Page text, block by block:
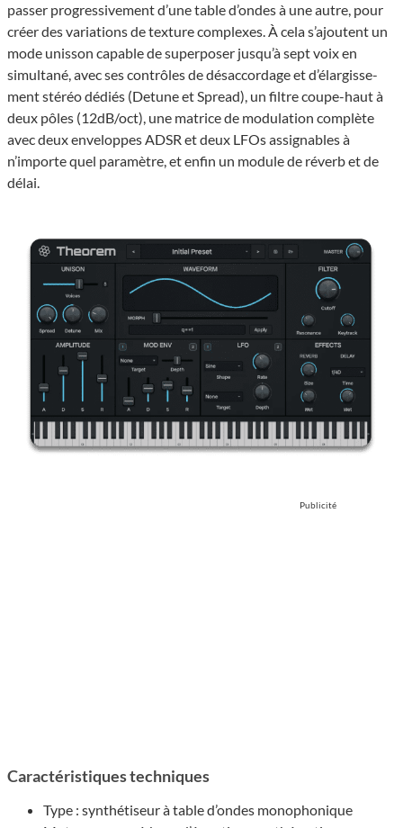
passer progressivement d’une table d’ondes à une autre, pour
créer des variations de texture complexes. À cela s’ajoutent un
mode unisson capable de superposer jusqu’à sept voix en
simultané, avec ses contrôles de désac­cor­dage et d’élar­gis­se­
ment stéréo dédiés (Detune et Spread), un filtre coupe-haut à
deux pôles (12dB/oct), une matrice de modulation complète
avec deux enveloppes ADSR et deux LFOs assignables à
n’importe quel paramètre, et enfin un module de réverb et de
délai.
Publicité
Caractéristiques techniques
Type : synthétiseur à table d’ondes monophonique